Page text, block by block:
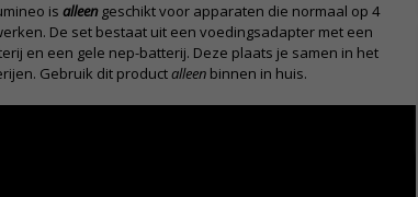
is alleengeschikt voor apparaten die normaal op 4
De set bestaat uit een voedingsadapter met een
en een gele nep-batterij. Deze plaats je samen in het
Gebruik dit productalleen binnen in huis.